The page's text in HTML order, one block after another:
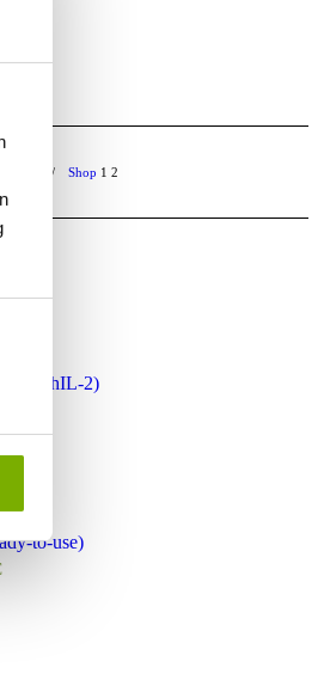
1
/ Shop 2
2 (rhIL-2)
€
to-use)
Preisspanne: